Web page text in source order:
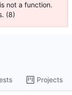
not a function.
(8)
Projects